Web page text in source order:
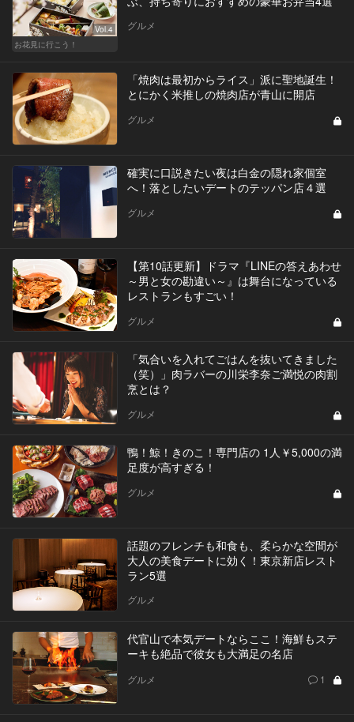
Vol.4
お花見に行こう！
グルメ
「焼肉は最初からライス」派に聖地誕生！
とにかく米推しの焼肉店が青山に開店
グルメ
確実に口説きたい夜は白金の隠れ家個室
へ！落としたいデートのテッパン店４選
グルメ
【第10話更新】ドラマ『LINEの答えあわせ
～男と女の勘違い～』は舞台になっている
レストランもすごい！
グルメ
「気合いを入れてごはんを抜いてきました
（笑）」肉ラバーの川栄李奈ご満悦の肉割
烹とは？
グルメ
鴨！鯨！きのこ！専門店の 1人￥5,000の満
足度が高すぎる！
グルメ
話題のフレンチも和食も、柔らかな空間が
大人の美食デートに効く！東京新店レスト
ラン5選
グルメ
代官山で本気デートならここ！海鮮もステ
ーキも絶品で彼女も大満足の名店
グルメ 1